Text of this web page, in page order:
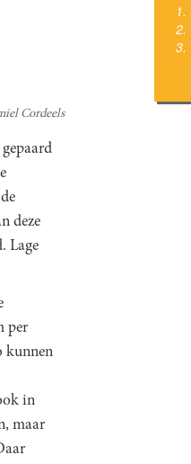
Cordeels
deze
Lage
per
kunnen
in
maar